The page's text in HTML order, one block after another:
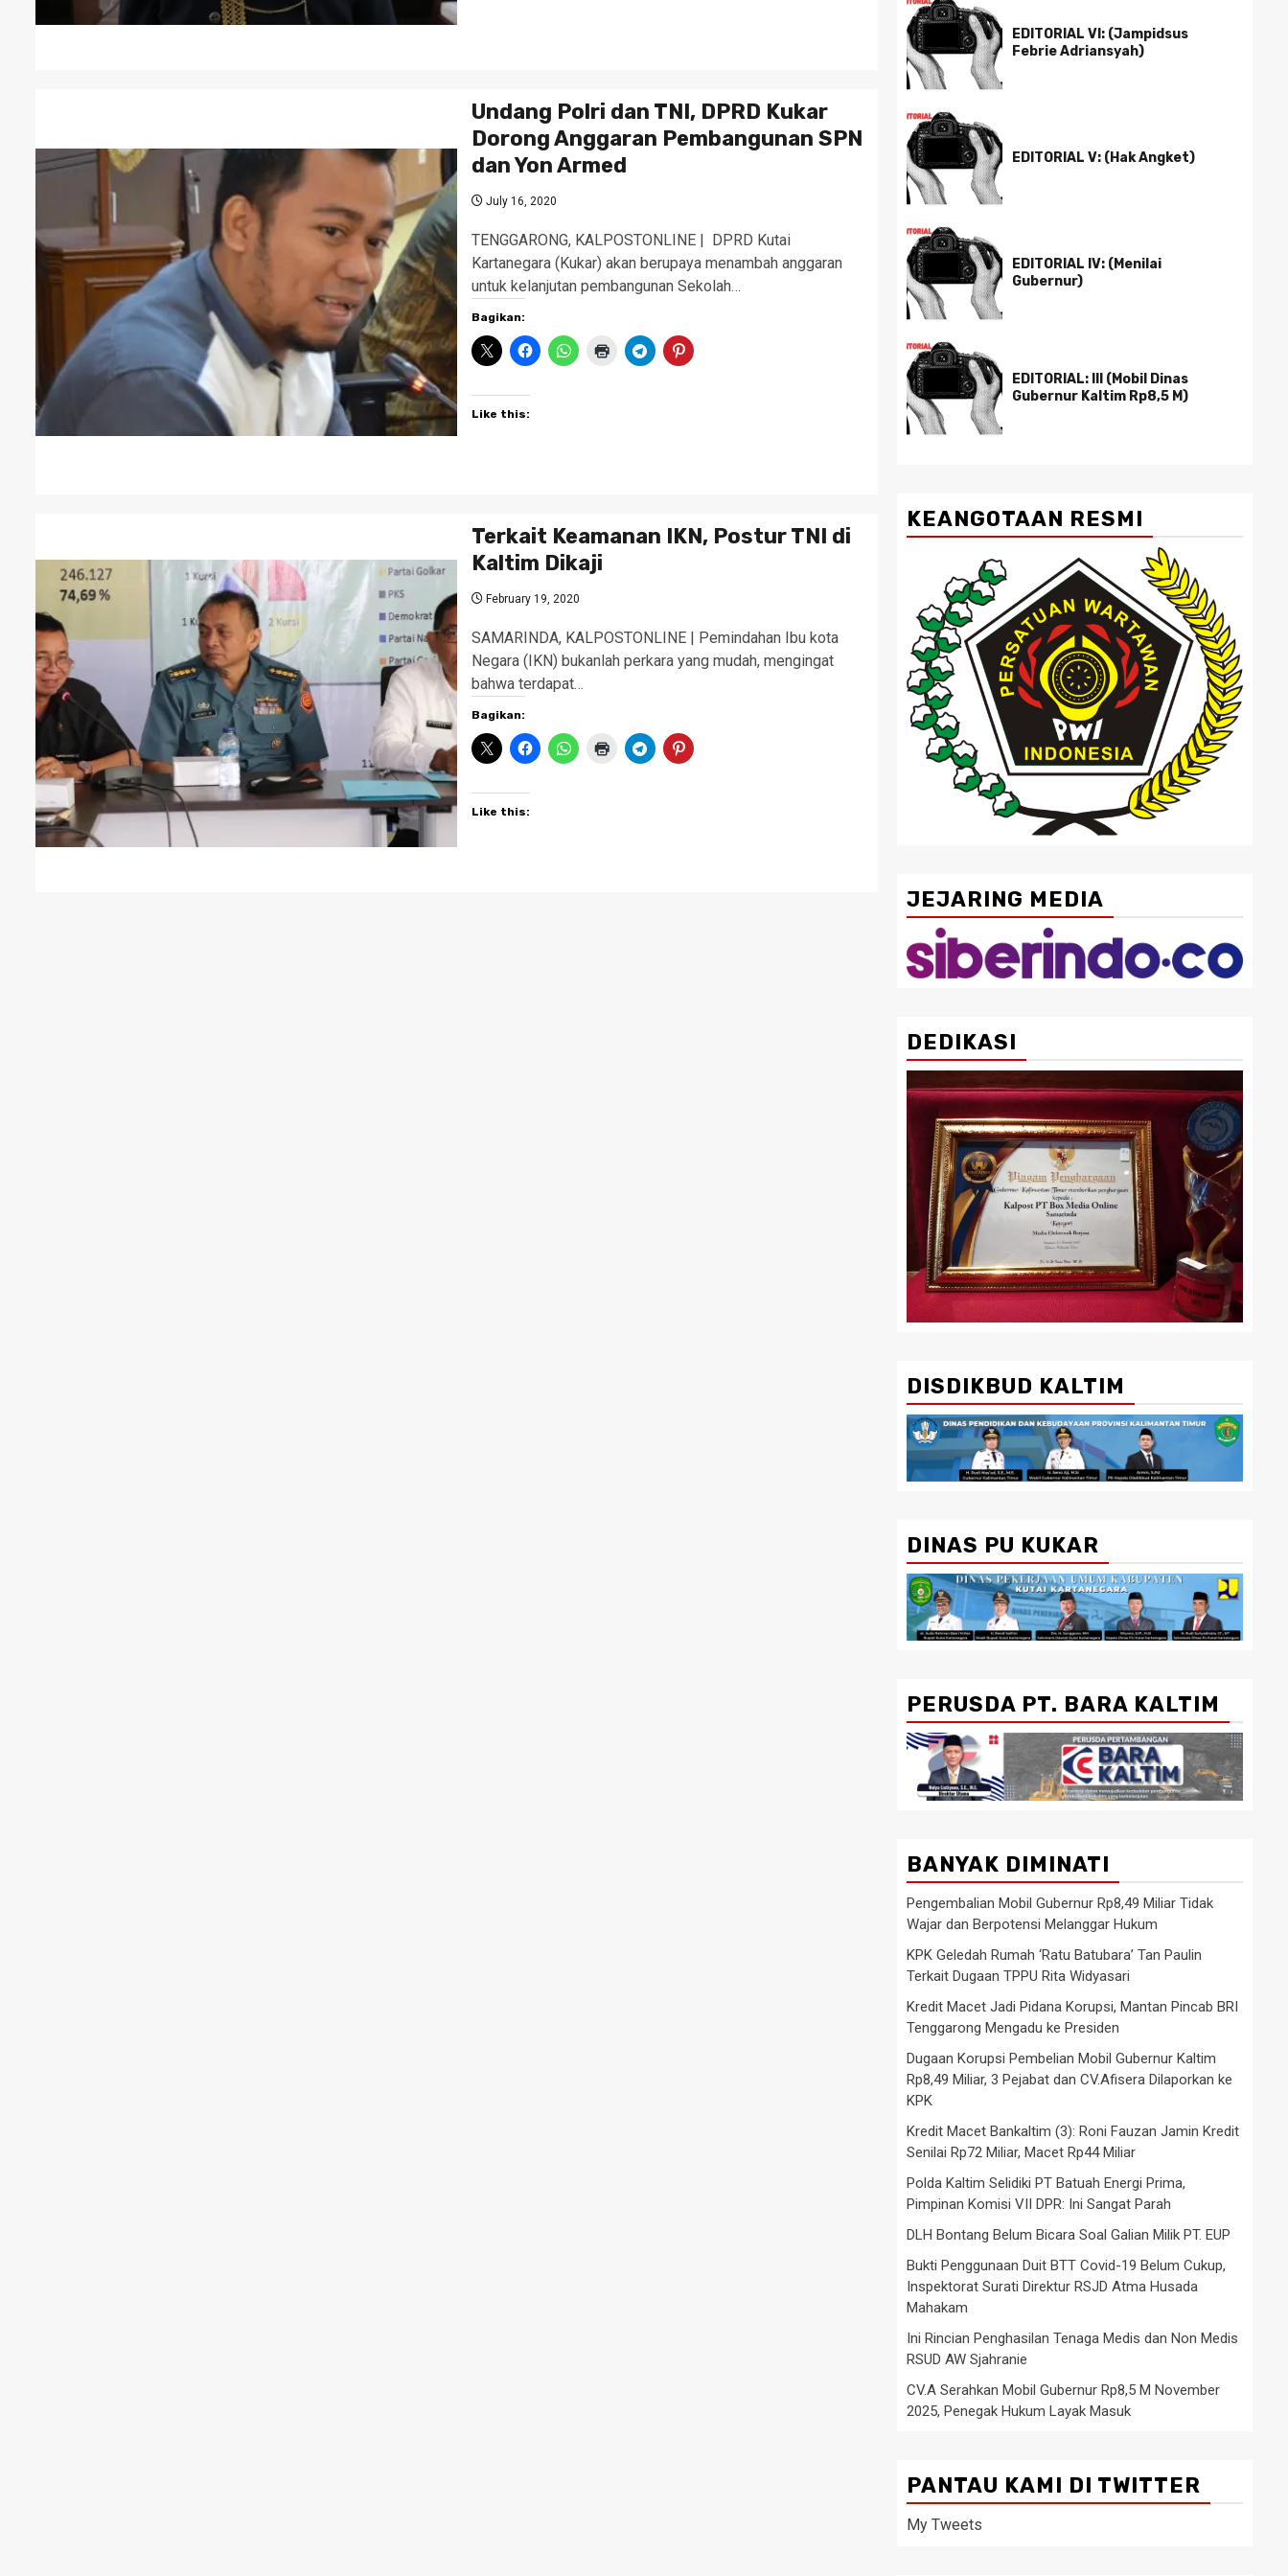
Undang Polri dan TNI, DPRD Kukar
Dorong Anggaran Pembangunan SPN
dan Yon Armed
July 16, 2020
TENGGARONG, KALPOSTONLINE | DPRD Kutai
Kartanegara (Kukar) akan berupaya menambah anggaran
untuk kelanjutan pembangunan Sekolah…
Bagikan:
Like this:
Terkait Keamanan IKN, Postur TNI di
Kaltim Dikaji
February 19, 2020
SAMARINDA, KALPOSTONLINE | Pemindahan Ibu kota
Negara (IKN) bukanlah perkara yang mudah, mengingat
bahwa terdapat…
Bagikan:
Like this:
EDITORIAL VI: (Jampidsus
Febrie Adriansyah)
EDITORIAL V: (Hak Angket)
EDITORIAL IV: (Menilai
Gubernur)
EDITORIAL: III (Mobil Dinas
Gubernur Kaltim Rp8,5 M)
KEANGOTAAN RESMI
JEJARING MEDIA
DEDIKASI
DISDIKBUD KALTIM
DINAS PU KUKAR
PERUSDA PT. BARA KALTIM
BANYAK DIMINATI
Pengembalian Mobil Gubernur Rp8,49 Miliar Tidak
Wajar dan Berpotensi Melanggar Hukum
KPK Geledah Rumah ‘Ratu Batubara’ Tan Paulin
Terkait Dugaan TPPU Rita Widyasari
Kredit Macet Jadi Pidana Korupsi, Mantan Pincab BRI
Tenggarong Mengadu ke Presiden
Dugaan Korupsi Pembelian Mobil Gubernur Kaltim
Rp8,49 Miliar, 3 Pejabat dan CV.Afisera Dilaporkan ke
KPK
Kredit Macet Bankaltim (3): Roni Fauzan Jamin Kredit
Senilai Rp72 Miliar, Macet Rp44 Miliar
Polda Kaltim Selidiki PT Batuah Energi Prima,
Pimpinan Komisi VII DPR: Ini Sangat Parah
DLH Bontang Belum Bicara Soal Galian Milik PT. EUP
Bukti Penggunaan Duit BTT Covid-19 Belum Cukup,
Inspektorat Surati Direktur RSJD Atma Husada
Mahakam
Ini Rincian Penghasilan Tenaga Medis dan Non Medis
RSUD AW Sjahranie
CV.A Serahkan Mobil Gubernur Rp8,5 M November
2025, Penegak Hukum Layak Masuk
PANTAU KAMI DI TWITTER
My Tweets